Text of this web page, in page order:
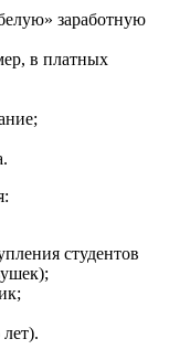
заработную
в платных
студентов